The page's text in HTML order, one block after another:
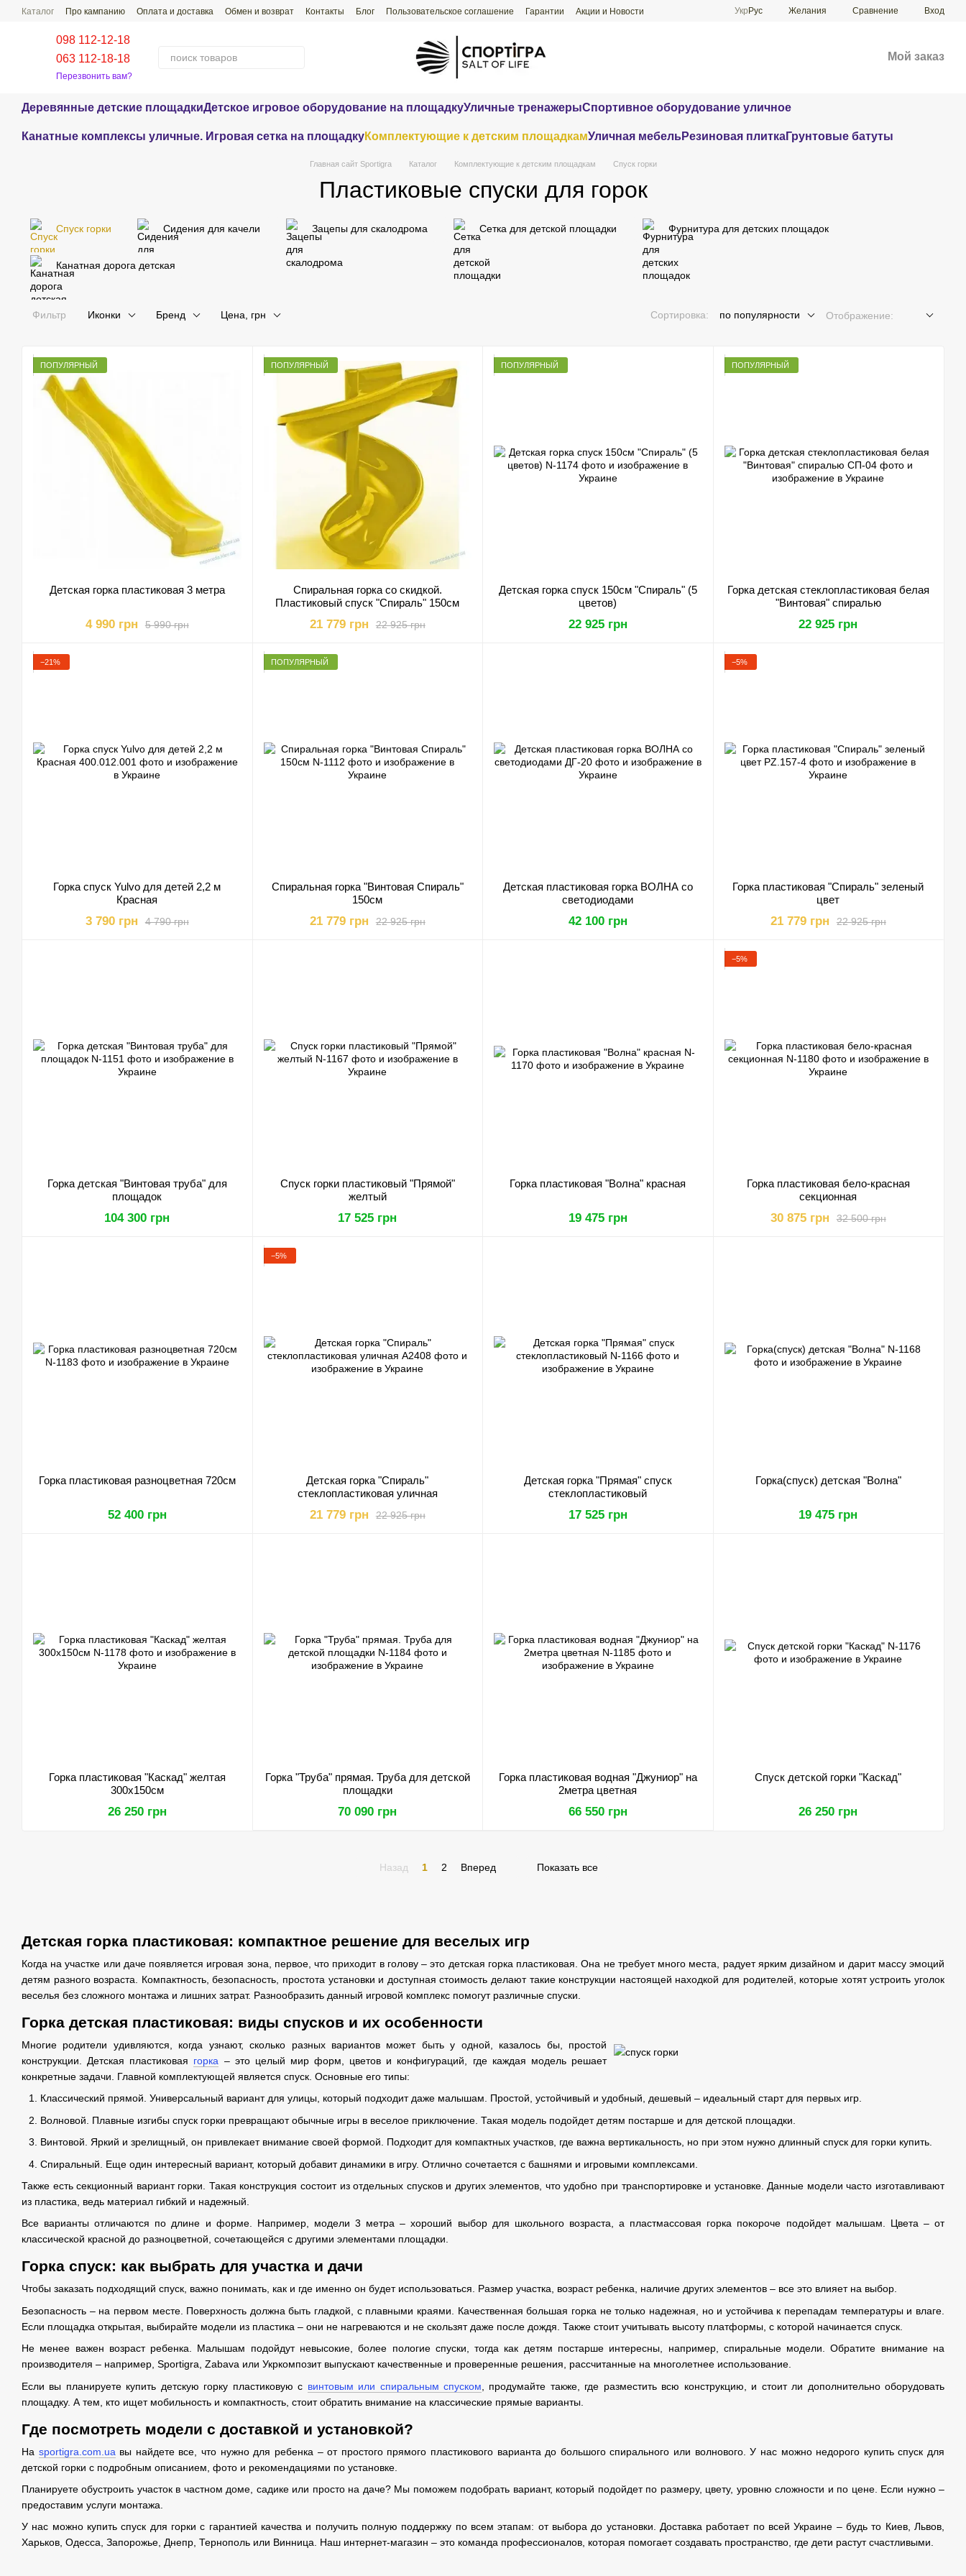
Перейти к основному контенту
Каталог Про кампанию Оплата и доставка Обмен и возврат Контакты Блог Пользовательское соглашение Гарантии
Акции и Новости
Укр Рус Желания Сравнение Вход
098 112-12-18
063 112-18-18
Перезвонить вам?
Мой заказ
Деревянные детские площадкиДетское игровое оборудование на площадкуУличные тренажерыСпортивное оборудование уличное
Канатные комплексы уличные. Игровая сетка на площадкуКомплектующие к детским площадкамУличная мебельРезиновая плиткаГрунтовые батуты
Главная сайт Sportigra Каталог Комплектующие к детским площадкам Спуск горки
Пластиковые спуски для горок
Спуск горки Сидения для качели Зацепы для скалодрома Сетка для детской площадки Фурнитура для детских площадок
Канатная дорога детская
Фильтр Иконки Бренд Цена, грн Сортировка: по популярности Отображение:
Детская горка пластиковая: компактное решение для веселых игр
Когда на участке или даче появляется игровая зона, первое, что приходит в голову – это детская горка пластиковая. Она не требует много места, радует ярким дизайном и дарит массу эмоций
детям разного возраста. Компактность, безопасность, простота установки и доступная стоимость делают такие конструкции настоящей находкой для родителей, которые хотят устроить уголок
веселья без сложного монтажа и лишних затрат. Разнообразить данный игровой комплекс помогут различные спуски.
Горка детская пластиковая: виды спусков и их особенности
Многие родители удивляются, когда узнают, сколько разных вариантов может быть у одной, казалось бы, простой
конструкции. Детская пластиковая горка – это целый мир форм, цветов и конфигураций, где каждая модель решает
конкретные задачи. Главной комплектующей является спуск. Основные его типы:
Классический прямой. Универсальный вариант для улицы, который подходит даже малышам. Простой, устойчивый и удобный, дешевый – идеальный старт для первых игр.
Волновой. Плавные изгибы спуск горки превращают обычные игры в веселое приключение. Такая модель подойдет детям постарше и для детской площадки.
Винтовой. Яркий и зрелищный, он привлекает внимание своей формой. Подходит для компактных участков, где важна вертикальность, но при этом нужно длинный спуск для горки купить.
Спиральный. Еще один интересный вариант, который добавит динамики в игру. Отлично сочетается с башнями и игровыми комплексами.
Также есть секционный вариант горки. Такая конструкция состоит из отдельных спусков и других элементов, что удобно при транспортировке и установке. Данные модели часто изготавливают
из пластика, ведь материал гибкий и надежный.
Все варианты отличаются по длине и форме. Например, модели 3 метра – хороший выбор для школьного возраста, а пластмассовая горка покороче подойдет малышам. Цвета – от
классической красной до разноцветной, сочетающейся с другими элементами площадки.
Горка спуск: как выбрать для участка и дачи
Чтобы заказать подходящий спуск, важно понимать, как и где именно он будет использоваться. Размер участка, возраст ребенка, наличие других элементов – все это влияет на выбор.
Безопасность – на первом месте. Поверхность должна быть гладкой, с плавными краями. Качественная большая горка не только надежная, но и устойчива к перепадам температуры и влаге.
Если площадка открытая, выбирайте модели из пластика – они не нагреваются и не скользят даже после дождя. Также стоит учитывать высоту платформы, с которой начинается спуск.
Не менее важен возраст ребенка. Малышам подойдут невысокие, более пологие спуски, тогда как детям постарше интересны, например, спиральные модели. Обратите внимание на
производителя – например, Sportigra, Zabava или Укркомпозит выпускают качественные и проверенные решения, рассчитанные на многолетнее использование.
Если вы планируете купить детскую горку пластиковую с винтовым или спиральным спуском , продумайте также, где разместить всю конструкцию, и стоит ли дополнительно оборудовать
площадку. А тем, кто ищет мобильность и компактность, стоит обратить внимание на классические прямые варианты.
Где посмотреть модели с доставкой и установкой?
На sportigra.com.ua вы найдете все, что нужно для ребенка – от простого прямого пластикового варианта до большого спирального или волнового. У нас можно недорого купить спуск для
детской горки с подробным описанием, фото и рекомендациями по установке.
Планируете обустроить участок в частном доме, садике или просто на даче? Мы поможем подобрать вариант, который подойдет по размеру, цвету, уровню сложности и по цене. Если нужно –
предоставим услуги монтажа.
У нас можно купить спуск для горки с гарантией качества и получить полную поддержку по всем этапам: от выбора до установки. Доставка работает по всей Украине – будь то Киев, Львов,
Харьков, Одесса, Запорожье, Днепр, Тернополь или Винница. Наш интернет-магазин – это команда профессионалов, которая помогает создавать пространство, где дети растут счастливыми.
ПОПУЛЯРНЫЙ
Детская горка пластиковая 3 метра
5 990 грн
4 990 грн
ПОПУЛЯРНЫЙ
Спиральная горка со скидкой.
Пластиковый спуск "Спираль" 150см
22 925 грн
21 779 грн
ПОПУЛЯРНЫЙ
Детская горка спуск 150см "Спираль" (5
цветов)
22 925 грн
ПОПУЛЯРНЫЙ
Горка детская стеклопластиковая белая
"Винтовая" спиралью
22 925 грн
−21%
Горка спуск Yulvo для детей 2,2 м
Красная
4 790 грн
3 790 грн
ПОПУЛЯРНЫЙ
Спиральная горка "Винтовая Спираль"
150см
22 925 грн
21 779 грн
Детская пластиковая горка ВОЛНА со
светодиодами
42 100 грн
−5%
Горка пластиковая "Спираль" зеленый
цвет
22 925 грн
21 779 грн
Горка детская "Винтовая труба" для
площадок
104 300 грн
Спуск горки пластиковый "Прямой"
желтый
17 525 грн
Горка пластиковая "Волна" красная
19 475 грн
−5%
Горка пластиковая бело-красная
секционная
32 500 грн
30 875 грн
Горка пластиковая разноцветная 720см
52 400 грн
−5%
Детская горка "Спираль"
стеклопластиковая уличная
22 925 грн
21 779 грн
Детская горка "Прямая" спуск
стеклопластиковый
17 525 грн
Горка(спуск) детская "Волна"
19 475 грн
Горка пластиковая "Каскад" желтая
300х150см
26 250 грн
Горка "Труба" прямая. Труба для детской
площадки
70 090 грн
Горка пластиковая водная "Джуниор" на
2метра цветная
66 550 грн
Спуск детской горки "Каскад"
26 250 грн
Назад 1 2 Вперед Показать все